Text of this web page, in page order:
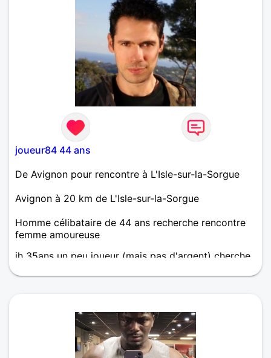
joueur84 44 ans
De Avignon pour rencontre à L'Isle-sur-la-Sorgue
Avignon à 20 km de L'Isle-sur-la-Sorgue
Homme célibataire de 44 ans recherche rencontre
femme amoureuse
jh 35ans un peu joueur (mais pas d'argent) cherche